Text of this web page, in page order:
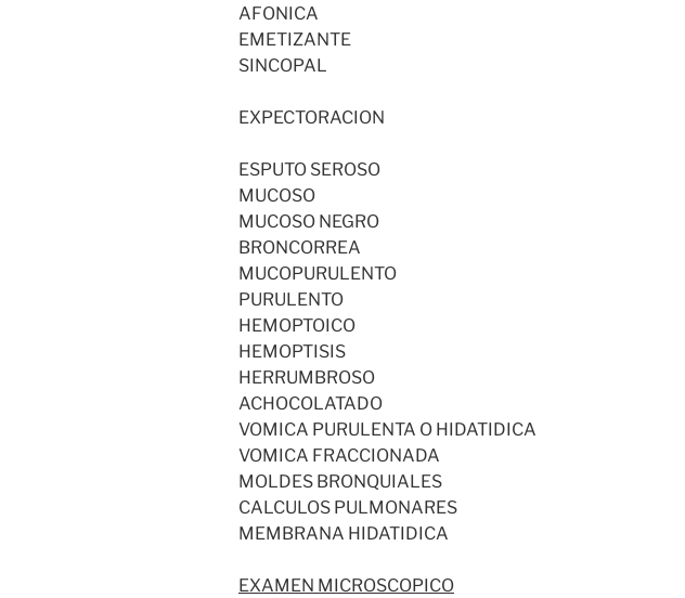
AFONICA
EMETIZANTE
SINCOPAL
EXPECTORACION
ESPUTO SEROSO
MUCOSO
MUCOSO NEGRO
BRONCORREA
MUCOPURULENTO
PURULENTO
HEMOPTOICO
HEMOPTISIS
HERRUMBROSO
ACHOCOLATADO
VOMICA PURULENTA O HIDATIDICA
VOMICA FRACCIONADA
MOLDES BRONQUIALES
CALCULOS PULMONARES
MEMBRANA HIDATIDICA
EXAMEN MICROSCOPICO